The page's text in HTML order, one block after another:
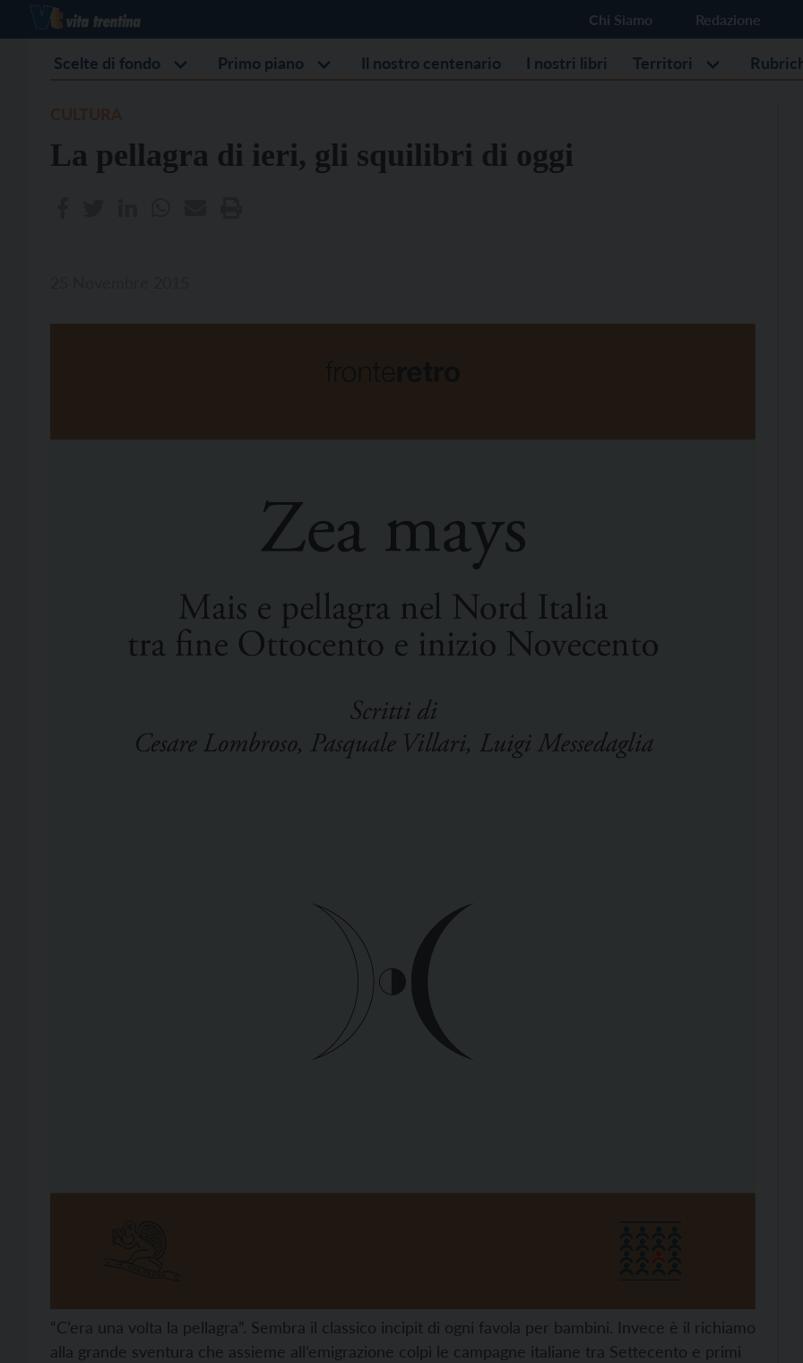
Chi Siamo Redazione
Scelte di fondo Primo piano Il nostro centenario I nostri libri Territori
La pellagra di ieri, gli squilibri di oggi
“C’era una volta la pellagra”. Sembra il classico incipit di ogni favola per bambini. Invece è il richiamo
alla grande sventura che assieme all’emigrazione colpì le campagne italiane tra Settecento e primi